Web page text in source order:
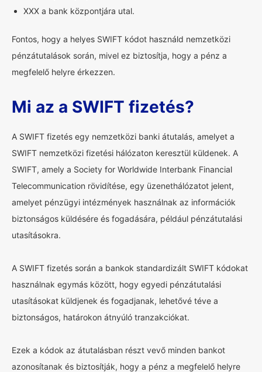
XXX a bank központjára utal.
Fontos, hogy a helyes SWIFT kódot használd nemzetközi
pénzátutalások során, mivel ez biztosítja, hogy a pénz a
megfelelő helyre érkezzen.
Mi az a SWIFT fizetés?
A SWIFT fizetés egy nemzetközi banki átutalás, amelyet a
SWIFT nemzetközi fizetési hálózaton keresztül küldenek. A
SWIFT, amely a Society for Worldwide Interbank Financial
Telecommunication rövidítése, egy üzenethálózatot jelent,
amelyet pénzügyi intézmények használnak az információk
biztonságos küldésére és fogadására, például pénzátutalási
utasításokra.
A SWIFT fizetés során a bankok standardizált SWIFT kódokat
használnak egymás között, hogy egyedi pénzátutalási
utasításokat küldjenek és fogadjanak, lehetővé téve a
biztonságos, határokon átnyúló tranzakciókat.
Ezek a kódok az átutalásban részt vevő minden bankot
azonosítanak és biztosítják, hogy a pénz a megfelelő helyre